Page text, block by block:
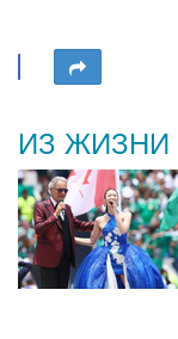
ИЗ ЖИЗНИ